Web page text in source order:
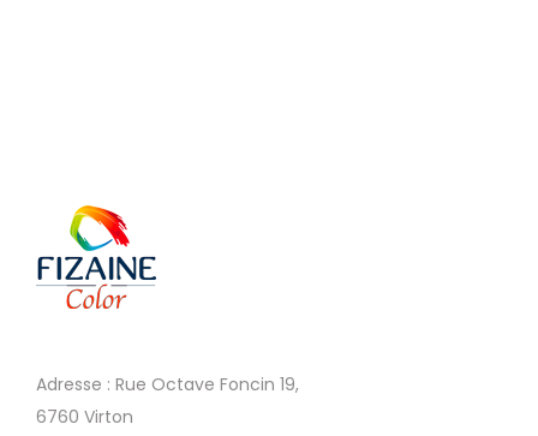
Adresse : Rue Octave Foncin 19,
6760 Virton